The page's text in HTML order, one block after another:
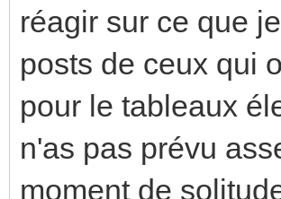
réagir sur ce que
posts de ceux qui
pour le tableaux
n'as pas prévu
moment de